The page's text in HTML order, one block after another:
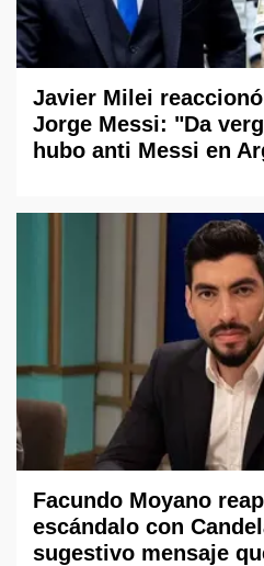
Javier Milei
Jorge Messi: "Da
hubo anti Messi en
Facundo Moyano
escándalo con
sugestivo mensaje